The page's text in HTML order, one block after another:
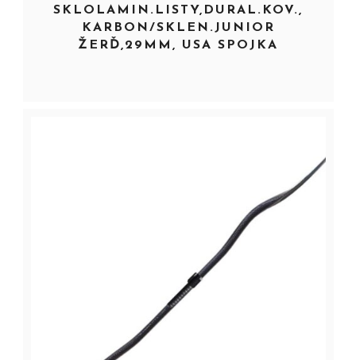
SKLOLAMIN.LISTY,DURAL.KOV.,
KARBON/SKLEN.JUNIOR
ŽERĎ,29MM, USA SPOJKA